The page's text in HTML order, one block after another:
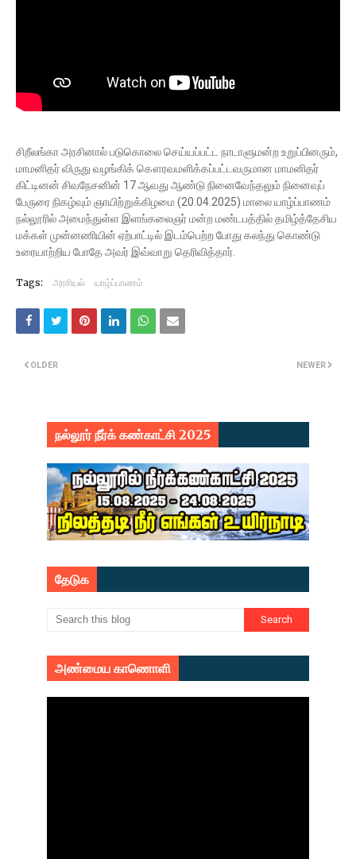
சிறீலங்கா அரசினால் படுகொலை செய்யப்பட்ட நாடாளுமன்ற உறுப்பினரும்,
மாமனிதர் விருது வழங்கிக் கௌரவமளிக்கப்பட்டவருமான மாமனிதர்
கிட்டினன் சிவநேசனின் 17 ஆவது ஆண்டு நினைவேந்தலும் நினைவுப்
பேருரை நிகழ்வும் ஞாயிற்றுக்கிழமை (20.04.2025) மாலை யாழ்ப்பாணம்
நல்லூரில் அமைந்துள்ள இளங்கலைஞர் மன்ற மண்டபத்தில் தமிழ்த்தேசிய
மக்கள் முன்னணியின் ஏற்பாட்டில் இடம்பெற்ற போது கலந்து கொண்டு
உரையாற்றிய போதே அவர் இவ்வாறு தெரிவித்தார்.
Tags: அரசியல் யாழ்ப்பாணம்
NEWER
OLDER
நல்லூர் நீர்க் கண்காட்சி 2025
தேடுக
அண்மைய காணொளி